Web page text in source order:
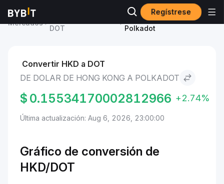
Regístrese
Mercados
DOT
Dolar de Hong Kong to
Polkadot
Convertir HKD a DOT
DE DOLAR DE HONG KONG A POLKADOT
$ 0.15534170002812966 +2.74%
Última actualización: Aug 6, 2026, 23:00:00
Gráfico de conversión de
HKD/DOT